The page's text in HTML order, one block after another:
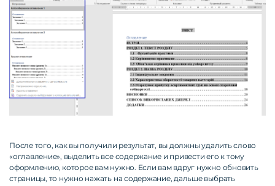
После того, как вы получили результат, вы должны удалить слово
«оглавление», выделить все содержание и привести его к тому
оформлению, которое вам нужно. Если вам вдруг нужно обновить
страницы, то нужно нажать на содержание, дальше выбрать